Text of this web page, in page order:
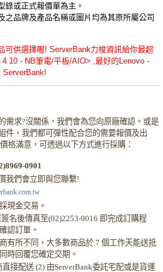
錄或正式報價單為主。
之品牌及產品名稱或圖片均為其原所屬公司
可供選擇喔! ServerBank力梭資訊給你最超
10 - NB筆電/平板/AIO> ,最好的Lenovo -
ServerBank!
需求?沒關係，我們會為您向原廠確認。或是
件，我們都可彈性配合您的需要報價及出
格滿意，可透過以下方式進行採購：
0901
我們會立即與您聯繫!
現金交易。
名後傳真至(02)2253-9016 即完成訂購程
認訂單。
有所不同，大多數商品於 7 個工作天能送抵
時回覆您確定交期。
接配送 (2) 由ServerBank委託宅配或是貨運